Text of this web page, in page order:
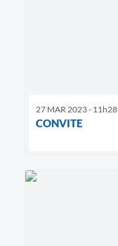
27 MAR 2023 - 11h28
CONVITE